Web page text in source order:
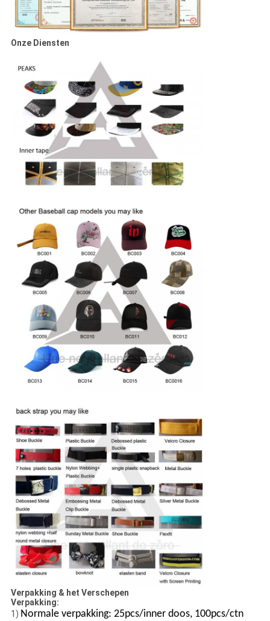
Onze Diensten
Verpakking & het Verschepen
Verpakking:
1) Normale verpakking: 25pcs/inner doos, 100pcs/ctn